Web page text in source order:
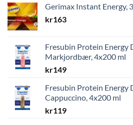
Gerimax Instant Energy,
kr163
Fresubin Protein
Markjordbær, 4x200 ml
kr149
Fresubin Protein
Cappuccino, 4x200 ml
kr119